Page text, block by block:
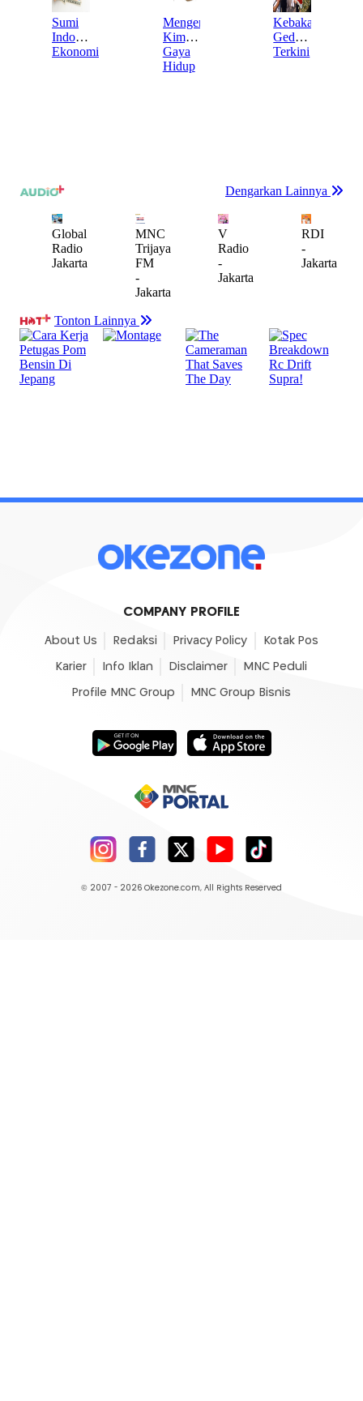
COMPANY PROFILE
About Us Redaksi Privacy Policy Kotak Pos
Karier Info Iklan Disclaimer MNC Peduli
Profile MNC Group MNC Group Bisnis
© 2007 - 2026 Okezone.com, All Rights Reserved